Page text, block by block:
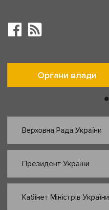
Органи влади
Верховна Рада України
Президент України
Кабінет Міністрів України